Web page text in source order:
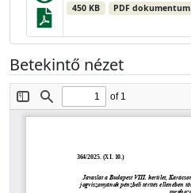
450 KB PDF dokumentum
Betekintő nézet